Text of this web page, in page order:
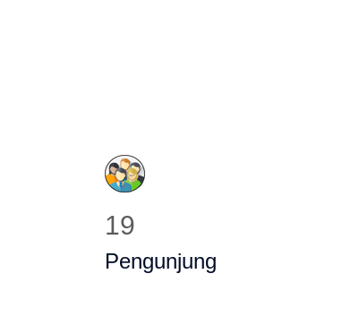
25
Pengunjung